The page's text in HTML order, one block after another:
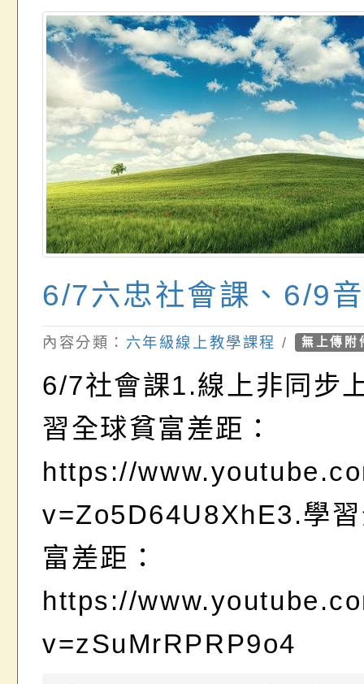
6/7六忠社會課、6/9
內容分類： 六年級線上教學課程 / 無上傳附
6/7社會課1.線上非同步
習全球貧富差距：
https://
v=Zo5D64U8XhE3.學
富差距：
https://
v=zSuMrRPRP9o4